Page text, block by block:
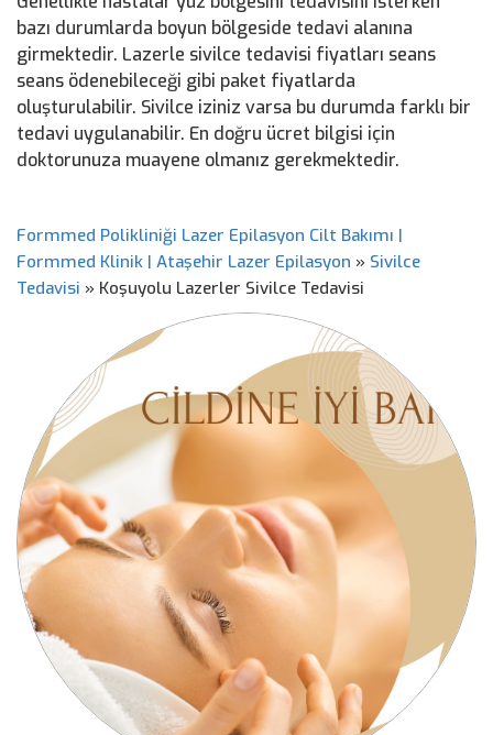
bazı durumlarda boyun bölgeside tedavi alanına
girmektedir. Lazerle sivilce tedavisi fiyatları seans
seans ödenebileceği gibi paket fiyatlarda
oluşturulabilir. Sivilce iziniz varsa bu durumda farklı bir
tedavi uygulanabilir. En doğru ücret bilgisi için
doktorunuza muayene olmanız gerekmektedir.
Formmed Polikliniği Lazer Epilasyon Cilt Bakımı |
Formmed Klinik | Ataşehir Lazer Epilasyon » Sivilce
Tedavisi » Koşuyolu Lazerler Sivilce Tedavisi